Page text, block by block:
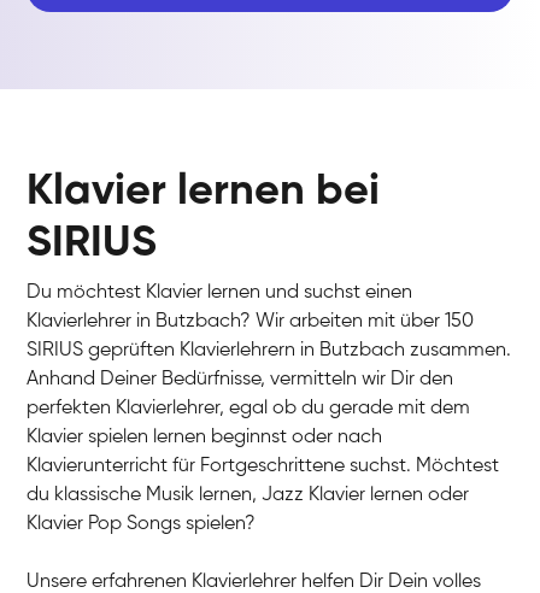
Klavier lernen bei
SIRIUS
Du möchtest Klavier lernen und suchst einen
Klavierlehrer in Butzbach? Wir arbeiten mit über 150
SIRIUS geprüften Klavierlehrern in Butzbach zusammen.
Anhand Deiner Bedürfnisse, vermitteln wir Dir den
perfekten Klavierlehrer, egal ob du gerade mit dem
Klavier spielen lernen beginnst oder nach
Klavierunterricht für Fortgeschrittene suchst. Möchtest
du klassische Musik lernen, Jazz Klavier lernen oder
Klavier Pop Songs spielen?
Unsere erfahrenen Klavierlehrer helfen Dir Dein volles